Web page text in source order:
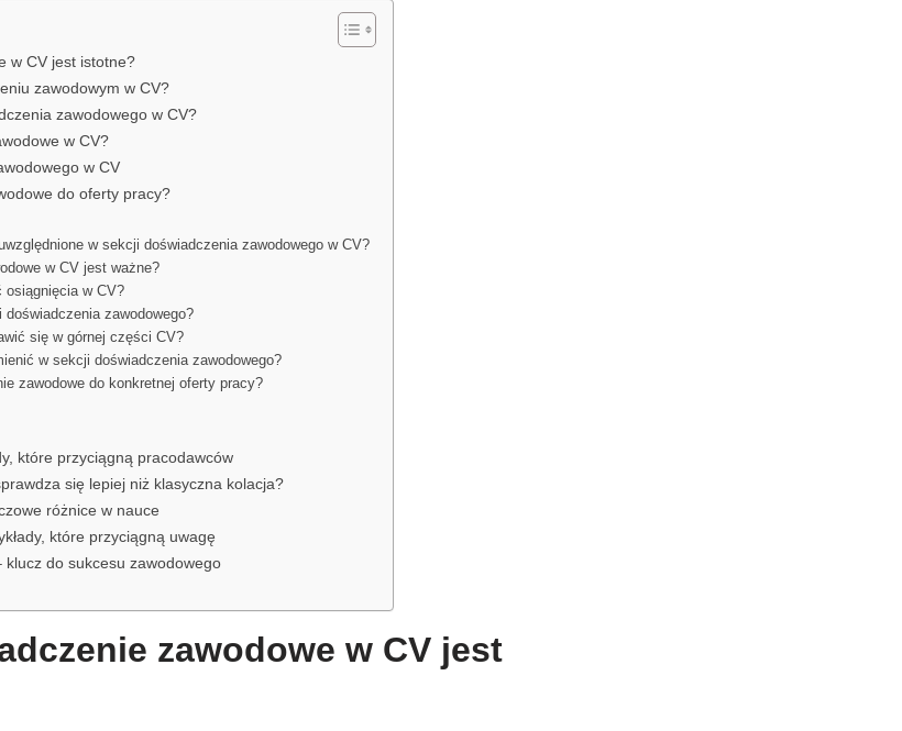
w CV jest istotne?
zawodowym w CV?
zawodowego w CV?
w CV?
w CV
do oferty pracy?
w sekcji doświadczenia zawodowego w CV?
w CV jest ważne?
w CV?
zawodowego?
się w górnej części CV?
w sekcji doświadczenia zawodowego?
zawodowe do konkretnej oferty pracy?
które przyciągną pracodawców
się lepiej niż klasyczna kolacja?
różnice w nauce
które przyciągną uwagę
klucz do sukcesu zawodowego
zawodowe w CV jest